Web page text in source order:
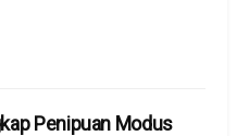
Penipuan Modus